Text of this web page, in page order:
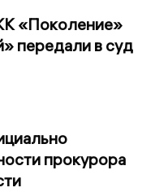
«Поколение»
передали в суд
прокурора